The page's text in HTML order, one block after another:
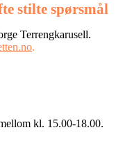
stilte spørsmål
Terrengkarusell.
.
kl. 15.00-18.00.